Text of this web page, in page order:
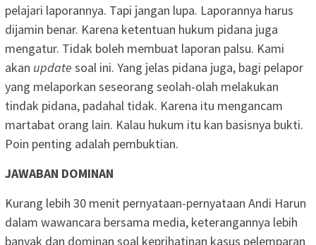
pelajari laporannya. Tapi jangan lupa. Laporannya harus
dijamin benar. Karena ketentuan hukum pidana juga
mengatur. Tidak boleh membuat laporan palsu. Kami
akan update soal ini. Yang jelas pidana juga, bagi pelapor
yang melaporkan seseorang seolah-olah melakukan
tindak pidana, padahal tidak. Karena itu mengancam
martabat orang lain. Kalau hukum itu kan basisnya bukti.
Poin penting adalah pembuktian.
JAWABAN DOMINAN
Kurang lebih 30 menit pernyataan-pernyataan Andi Harun
dalam wawancara bersama media, keterangannya lebih
banyak dan dominan soal keprihatinan kasus pelemparan